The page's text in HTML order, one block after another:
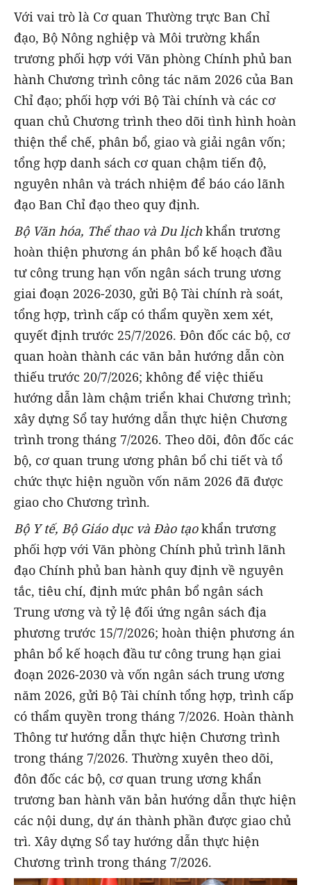
Với vai trò là Cơ quan Thường trực Ban Chỉ
đạo, Bộ Nông nghiệp và Môi trường khẩn
trương phối hợp với Văn phòng Chính phủ ban
hành Chương trình công tác năm 2026 của Ban
Chỉ đạo; phối hợp với Bộ Tài chính và các cơ
quan chủ Chương trình theo dõi tình hình hoàn
thiện thể chế, phân bổ, giao và giải ngân vốn;
tổng hợp danh sách cơ quan chậm tiến độ,
nguyên nhân và trách nhiệm để báo cáo lãnh
đạo Ban Chỉ đạo theo quy định.
Bộ Văn hóa, Thể thao và Du lịchkhẩn trương
hoàn thiện phương án phân bổ kế hoạch đầu
tư công trung hạn vốn ngân sách trung ương
giai đoạn 2026-2030, gửi Bộ Tài chính rà soát,
tổng hợp, trình cấp có thẩm quyền xem xét,
quyết định trước 25/7/2026. Đôn đốc các bộ, cơ
quan hoàn thành các văn bản hướng dẫn còn
thiếu trước 20/7/2026; không để việc thiếu
hướng dẫn làm chậm triển khai Chương trình;
xây dựng Sổ tay hướng dẫn thực hiện Chương
trình trong tháng 7/2026. Theo dõi, đôn đốc các
bộ, cơ quan trung ương phân bổ chi tiết và tổ
chức thực hiện nguồn vốn năm 2026 đã được
giao cho Chương trình.
Bộ Y tế, Bộ Giáo dục và Đào tạokhẩn trương
phối hợp với Văn phòng Chính phủ trình lãnh
đạo Chính phủ ban hành quy định về nguyên
tắc, tiêu chí, định mức phân bổ ngân sách
Trung ương và tỷ lệ đối ứng ngân sách địa
phương trước 15/7/2026; hoàn thiện phương án
phân bổ kế hoạch đầu tư công trung hạn giai
đoạn 2026-2030 và vốn ngân sách trung ương
năm 2026, gửi Bộ Tài chính tổng hợp, trình cấp
có thẩm quyền trong tháng 7/2026. Hoàn thành
Thông tư hướng dẫn thực hiện Chương trình
trong tháng 7/2026. Thường xuyên theo dõi,
đôn đốc các bộ, cơ quan trung ương khẩn
trương ban hành văn bản hướng dẫn thực hiện
các nội dung, dự án thành phần được giao chủ
trì. Xây dựng Sổ tay hướng dẫn thực hiện
Chương trình trong tháng 7/2026.